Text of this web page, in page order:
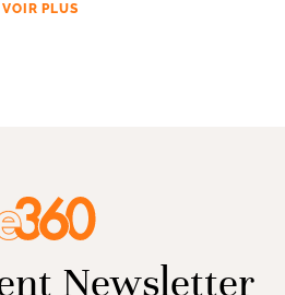
VOIR PLUS
Newsletter